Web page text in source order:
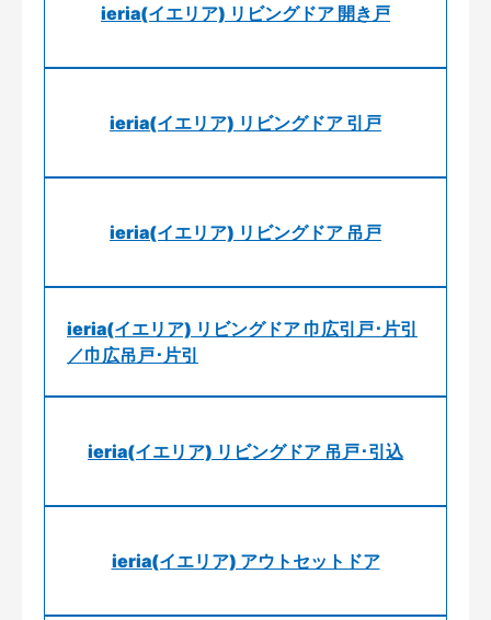
ieria(イエリア) リビングドア 開き戸
ieria(イエリア) リビングドア 引戸
ieria(イエリア) リビングドア 吊戸
ieria(イエリア) リビングドア 巾広引戸･片引
／巾広吊戸･片引
ieria(イエリア) リビングドア 吊戸･引込
ieria(イエリア) アウトセットドア